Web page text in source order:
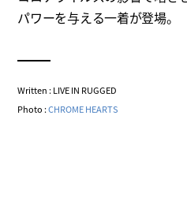
パワーを与える一着が登場。
Written : LIVE IN RUGGED
Photo :CHROME HEARTS